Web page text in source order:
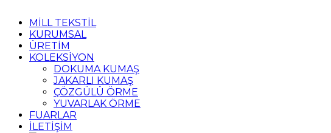
MİLL TEKSTİL
KURUMSAL
ÜRETİM
KOLEKSİYON
DOKUMA KUMAŞ
JAKARLI KUMAŞ
ÇÖZGÜLÜ ÖRME
YUVARLAK ÖRME
FUARLAR
İLETİŞİM